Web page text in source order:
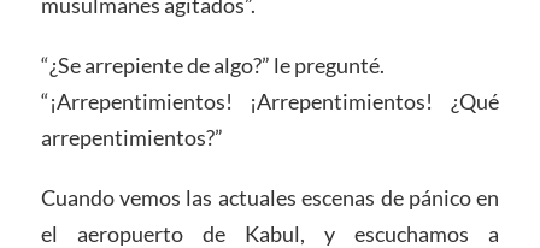
“¿Se arrepiente de algo?” le pregunté.
“¡Arrepentimientos! ¡Arrepentimientos! ¿Qué
arrepentimientos?”
Cuando vemos las actuales escenas de pánico en
el aeropuerto de Kabul, y escuchamos a